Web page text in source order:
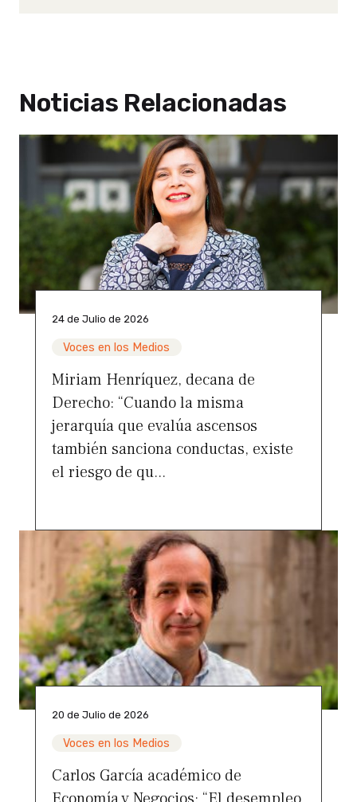
Noticias Relacionadas
24 de Julio de 2026
Voces en los Medios
Miriam Henríquez, decana de
Derecho: “Cuando la misma
jerarquía que evalúa ascensos
también sanciona conductas, existe
el riesgo de qu...
20 de Julio de 2026
Voces en los Medios
Carlos García académico de